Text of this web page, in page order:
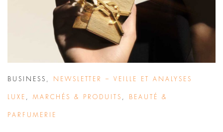
BUSINESS NEWSLETTER – VEILLE ET ANALYSES
LUXE MARCHÉS & PRODUITS BEAUTÉ &
PARFUMERIE